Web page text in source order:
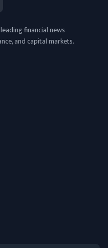
financial news
and capital markets.